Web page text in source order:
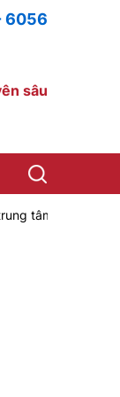
6056
sâu
Đồng Việt Nam